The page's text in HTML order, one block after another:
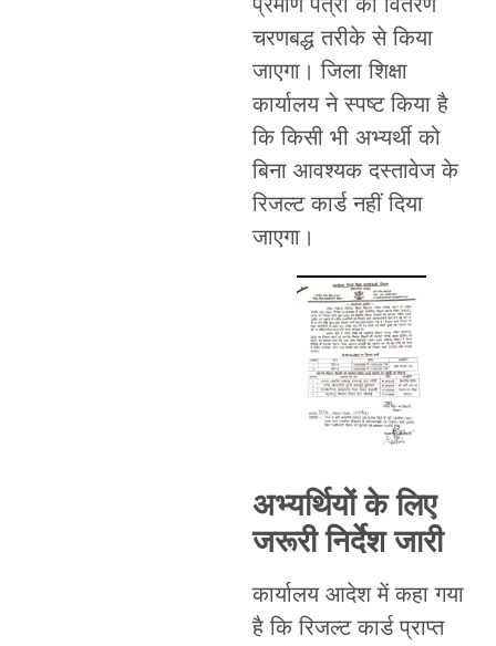
चरणबद्ध तरीके से किया
जाएगा। जिला शिक्षा
कार्यालय ने स्पष्ट किया है
कि किसी भी अभ्यर्थी को
बिना आवश्यक दस्तावेज के
रिजल्ट कार्ड नहीं दिया
जाएगा।
अभ्यर्थियों के लिए
जरूरी निर्देश जारी
कार्यालय आदेश में कहा गया
है कि रिजल्ट कार्ड प्राप्त